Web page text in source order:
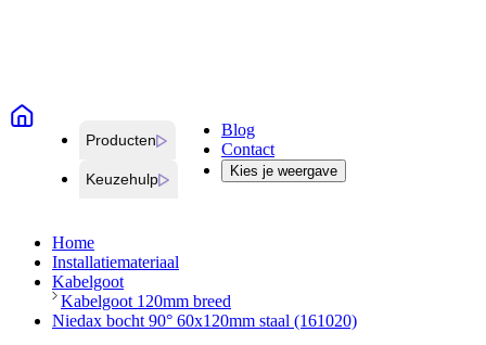
Producten
Keuzehulp
Blog
Contact
Kies je weergave
Home
Installatiemateriaal
Kabelgoot
Kabelgoot 120mm breed
Niedax bocht 90° 60x120mm staal (161020)